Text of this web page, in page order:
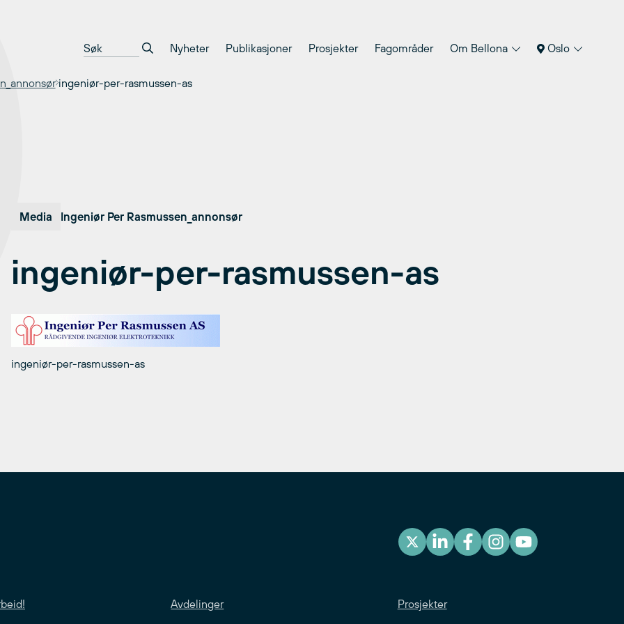
Nyheter Publikasjoner Prosjekter Fagområder Om Bellona Oslo
ingeniør-per-rasmussen-as
Media Ingeniør Per Rasmussen_annonsør
ingeniør-per-rasmussen-as
ingeniør-per-rasmussen-as
Avdelinger Prosjekter